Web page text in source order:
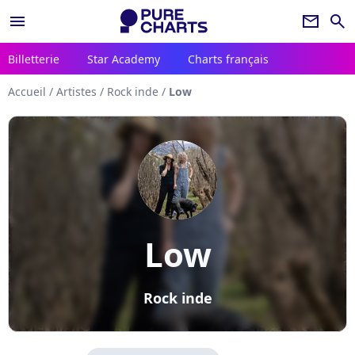
menu newsletter search
Billetterie Star Academy Charts français
Accueil / Artistes / Rock inde / Low
Low
Rock inde